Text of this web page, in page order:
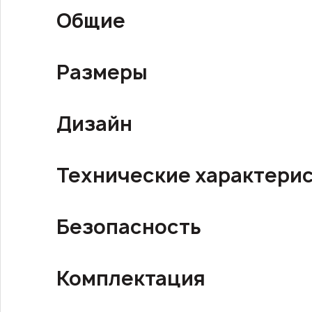
Общие
Размеры
Дизайн
Технические
Безопасность
Комплектация